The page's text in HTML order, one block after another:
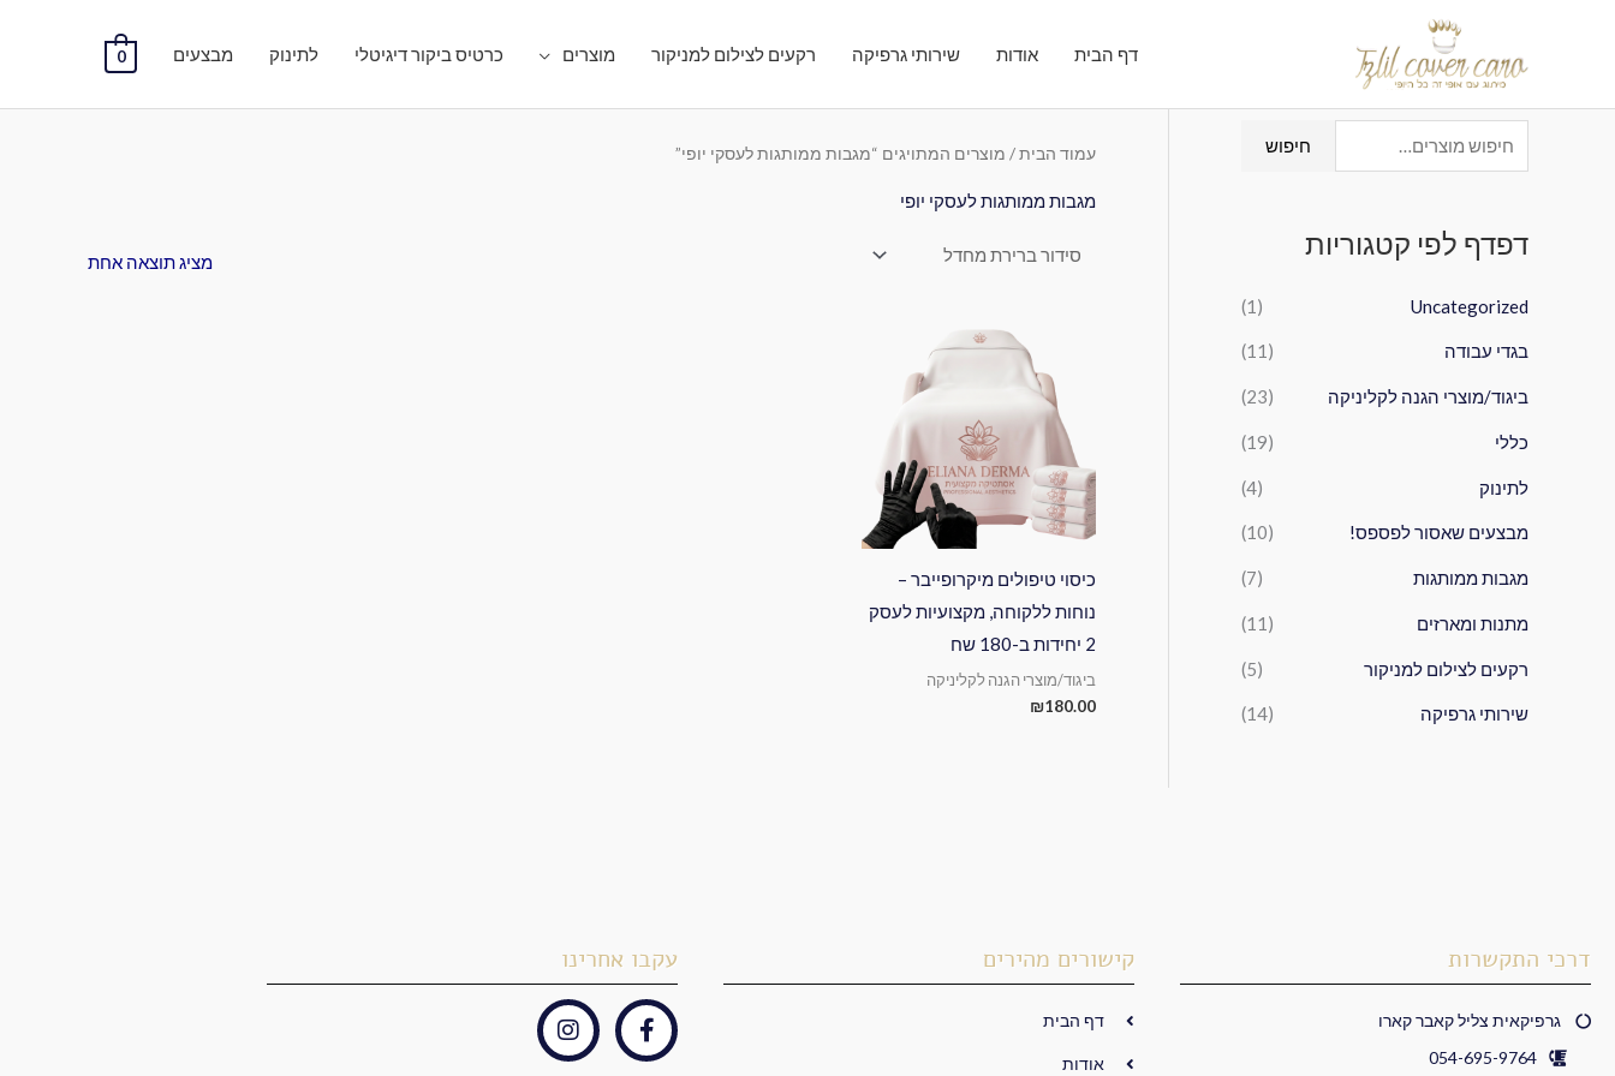
דף הבית אודות שירותי גרפיקה רקעים לצילום למניקור מוצרים כרטיס ביקור דיגיטלי לתינוק מבצעים 0
ח
י
ו
ע
ב
ו
חיפוש
דפדף לפי קטגוריות
Uncategorized
(1)
בגדי עבודה (11)
ביגוד/מוצרי הגנה לקליניקה (23)
כללי (19)
לתינוק (4)
מבצעים שאסור לפספס! (10)
מגבות ממותגות (7)
מתנות ומארזים (11)
רקעים לצילום למניקור (5)
שירותי גרפיקה (14)
עמוד הבית/ מוצרים המתויגים “מגבות ממותגות לעסקי יופי”
מגבות ממותגות לעסקי יופי
מציג תוצאה אחת
כיסוי טיפולים מיקרופייבר –
נוחות ללקוחה, מקצועיות לעסק
2 יחידות ב-180 שח
ביגוד/מוצרי הגנה לקליניקה
₪180.00
דרכי התקשרות
גרפיקאית צליל קאבר קארו
054-695-9764
קישורים מהירים
דף הבית
אודות
עקבו אחרינו
F
a
I
n